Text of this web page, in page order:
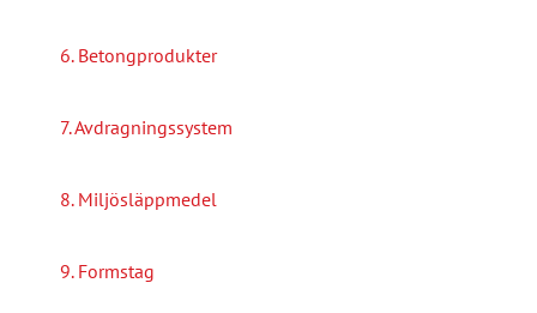
6. Betongprodukter
7. Avdragningssystem
8. Miljösläppmedel
9. Formstag